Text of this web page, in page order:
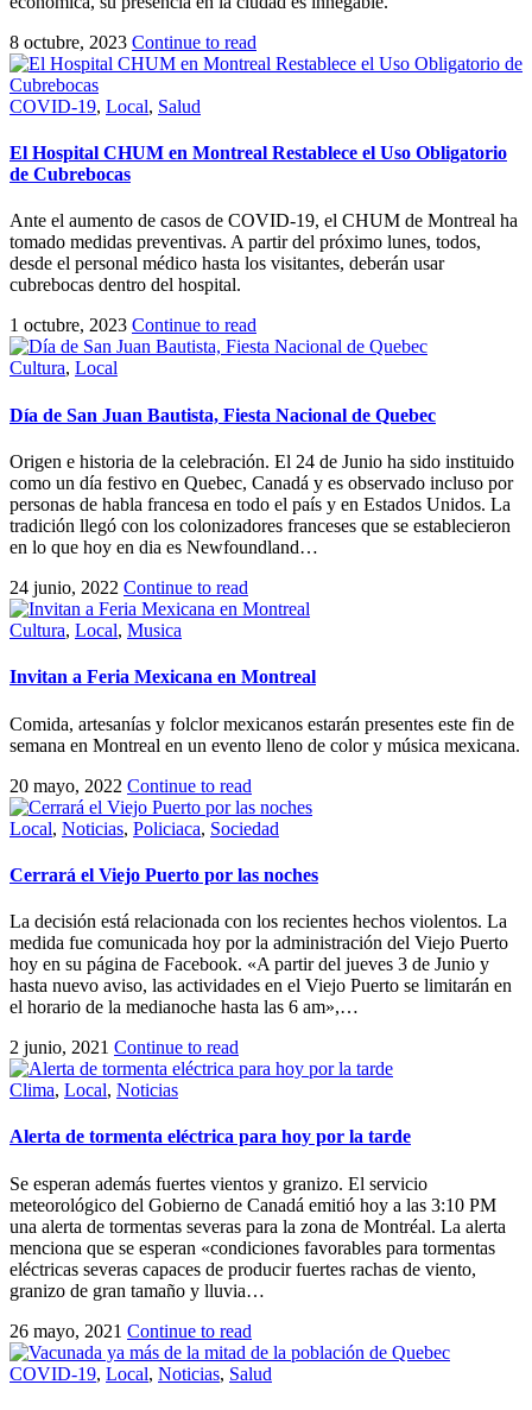
8 octubre, 2023 Continue to read
COVID-19, Local, Salud
El Hospital CHUM en Montreal Restablece el Uso Obligatorio
de Cubrebocas
Ante el aumento de casos de COVID-19, el CHUM de Montreal ha
tomado medidas preventivas. A partir del próximo lunes, todos,
desde el personal médico hasta los visitantes, deberán usar
cubrebocas dentro del hospital.
1 octubre, 2023 Continue to read
Cultura, Local
Día de San Juan Bautista, Fiesta Nacional de Quebec
Origen e historia de la celebración. El 24 de Junio ha sido instituido
como un día festivo en Quebec, Canadá y es observado incluso por
personas de habla francesa en todo el país y en Estados Unidos. La
tradición llegó con los colonizadores franceses que se establecieron
en lo que hoy en dia es Newfoundland…
24 junio, 2022 Continue to read
Cultura, Local, Musica
Invitan a Feria Mexicana en Montreal
Comida, artesanías y folclor mexicanos estarán presentes este fin de
semana en Montreal en un evento lleno de color y música mexicana.
20 mayo, 2022 Continue to read
Local, Noticias, Policiaca, Sociedad
Cerrará el Viejo Puerto por las noches
La decisión está relacionada con los recientes hechos violentos. La
medida fue comunicada hoy por la administración del Viejo Puerto
hoy en su página de Facebook. «A partir del jueves 3 de Junio y
hasta nuevo aviso, las actividades en el Viejo Puerto se limitarán en
el horario de la medianoche hasta las 6 am»,…
2 junio, 2021 Continue to read
Clima, Local, Noticias
Alerta de tormenta eléctrica para hoy por la tarde
Se esperan además fuertes vientos y granizo. El servicio
meteorológico del Gobierno de Canadá emitió hoy a las 3:10 PM
una alerta de tormentas severas para la zona de Montréal. La alerta
menciona que se esperan «condiciones favorables para tormentas
eléctricas severas capaces de producir fuertes rachas de viento,
granizo de gran tamaño y lluvia…
26 mayo, 2021 Continue to read
COVID-19, Local, Noticias, Salud